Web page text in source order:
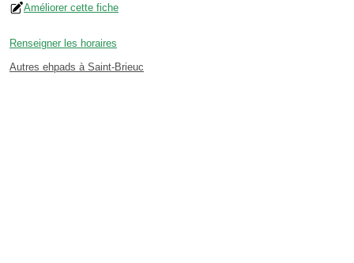
Améliorer cette fiche
Renseigner les horaires
Autres ehpads à Saint-Brieuc